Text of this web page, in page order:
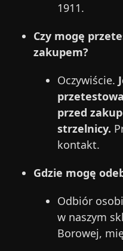
1911.
Czy mogę
zakupem?
Oczywiście.
przed
strzelnicy.
kontakt.
Gdzie mogę
Odbiór
w naszym
Borowej,